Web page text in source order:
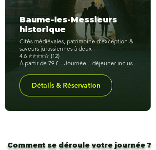
Baume-les-Messieurs
historique
Cités médiévales, patrimoine d’exception &
saveurs jurassiennes à deux
4.6 ⭐⭐⭐⭐☆ (12)
À partir de 79 € – Journée – déjeuner inclus
Détails & Réservation
Comment se déroule votre journée ?